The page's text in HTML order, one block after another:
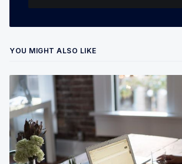
YOU MIGHT ALSO LIKE